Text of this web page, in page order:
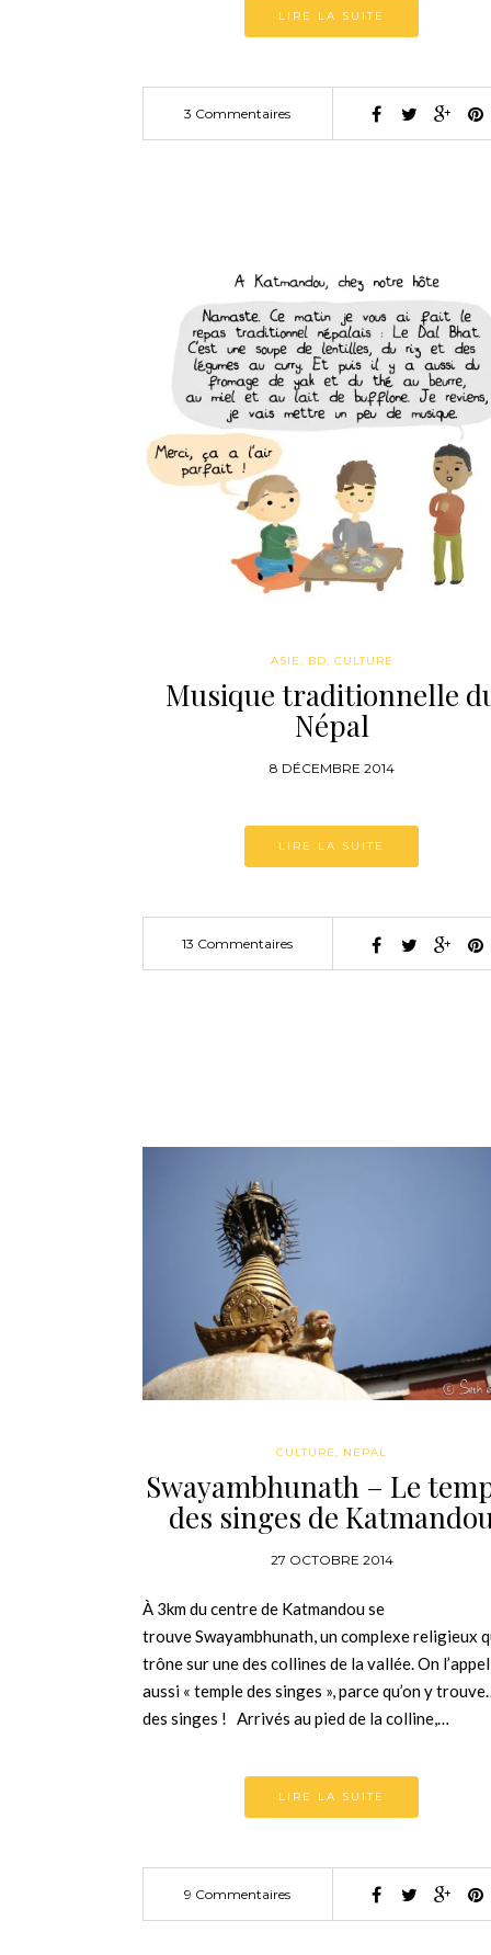
LIRE LA SUITE
3 Commentaires
ASIE, BD, CULTURE
Musique traditionnelle
Népal
8 DÉCEMBRE 2014
LIRE LA SUITE
13 Commentaires
CULTURE, NEPAL
Swayambhunath – Le
des singes de
27 OCTOBRE 2014
À 3km du centre de Katmandou se
trouve Swayambhunath, un complexe religieux
trône sur une des collines de la vallée. On
aussi « temple des singes », parce qu’on y
des singes ! Arrivés au pied de la colline,…
LIRE LA SUITE
9 Commentaires